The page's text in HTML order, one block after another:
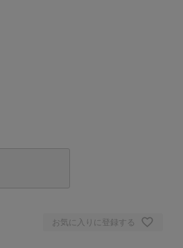
お気に入りに登録する